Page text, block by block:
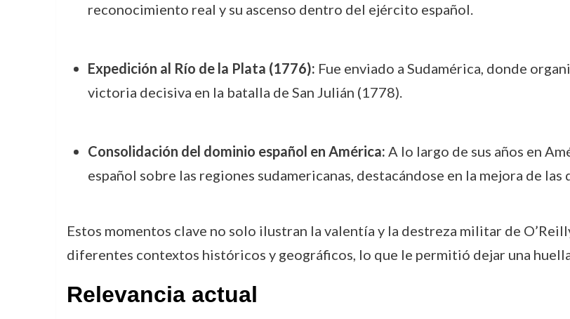
reconocimiento real y su ascenso dentro del ejército español.
Expedición al Río de la Plata (1776): Fue enviado a Sudamérica, donde
victoria decisiva en la batalla de San Julián (1778).
Consolidación del dominio español en América: A lo largo de sus años en
español sobre las regiones sudamericanas, destacándose en la mejora de las
Estos momentos clave no solo ilustran la valentía y la destreza militar de
diferentes contextos históricos y geográficos, lo que le permitió dejar una
Relevancia actual